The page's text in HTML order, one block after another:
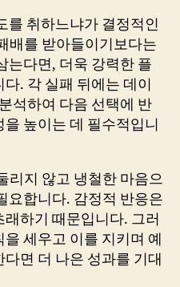
를 취하느냐가 결정적인
배를 받아들이기보다는
는다면, 더욱 강력한 플
. 각 실패 뒤에는 데이
석하여 다음 선택에 반
높이는 데 필수적입니
리지 않고 냉철한 마음으
요합니다. 감정적 반응은
하기 때문입니다. 그러
세우고 이를 지키며 예
면 더 나은 성과를 기대